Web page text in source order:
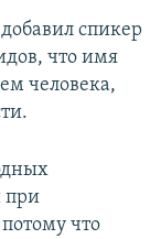
спикер
что имя
человека,
при
что